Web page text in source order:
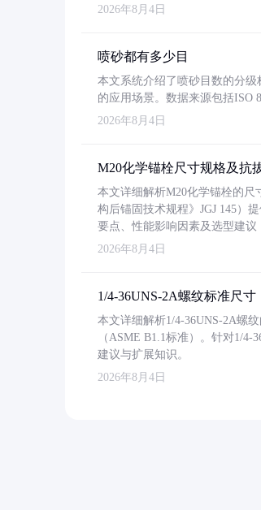
2026年8月4日
喷砂都有多少目
本文系统介绍了喷砂目数的分级
的应用场景。数据来源包括ISO
2026年8月4日
M20化学锚栓尺寸规格及抗
本文详细解析M20化学锚栓的
构后锚固技术规程》JGJ 145）
要点、性能影响因素及选型建议
2026年8月4日
1/4-36UNS-2A螺纹标准尺寸
本文详细解析1/4-36UNS-2A螺
（ASME B1.1标准）。针对1/
建议与扩展知识。
2026年8月4日